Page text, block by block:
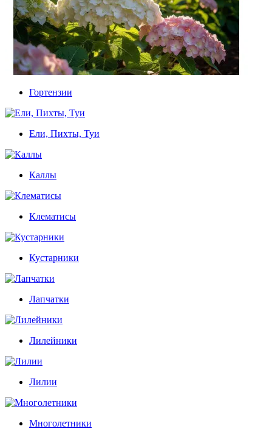
Гортензии
Ели, Пихты, Туи
Каллы
Клематисы
Кустарники
Лапчатки
Лилейники
Лилии
Многолетники